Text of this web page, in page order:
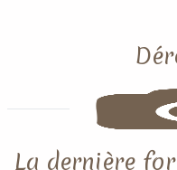
La dernière